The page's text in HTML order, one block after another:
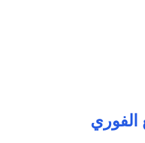
الفوري